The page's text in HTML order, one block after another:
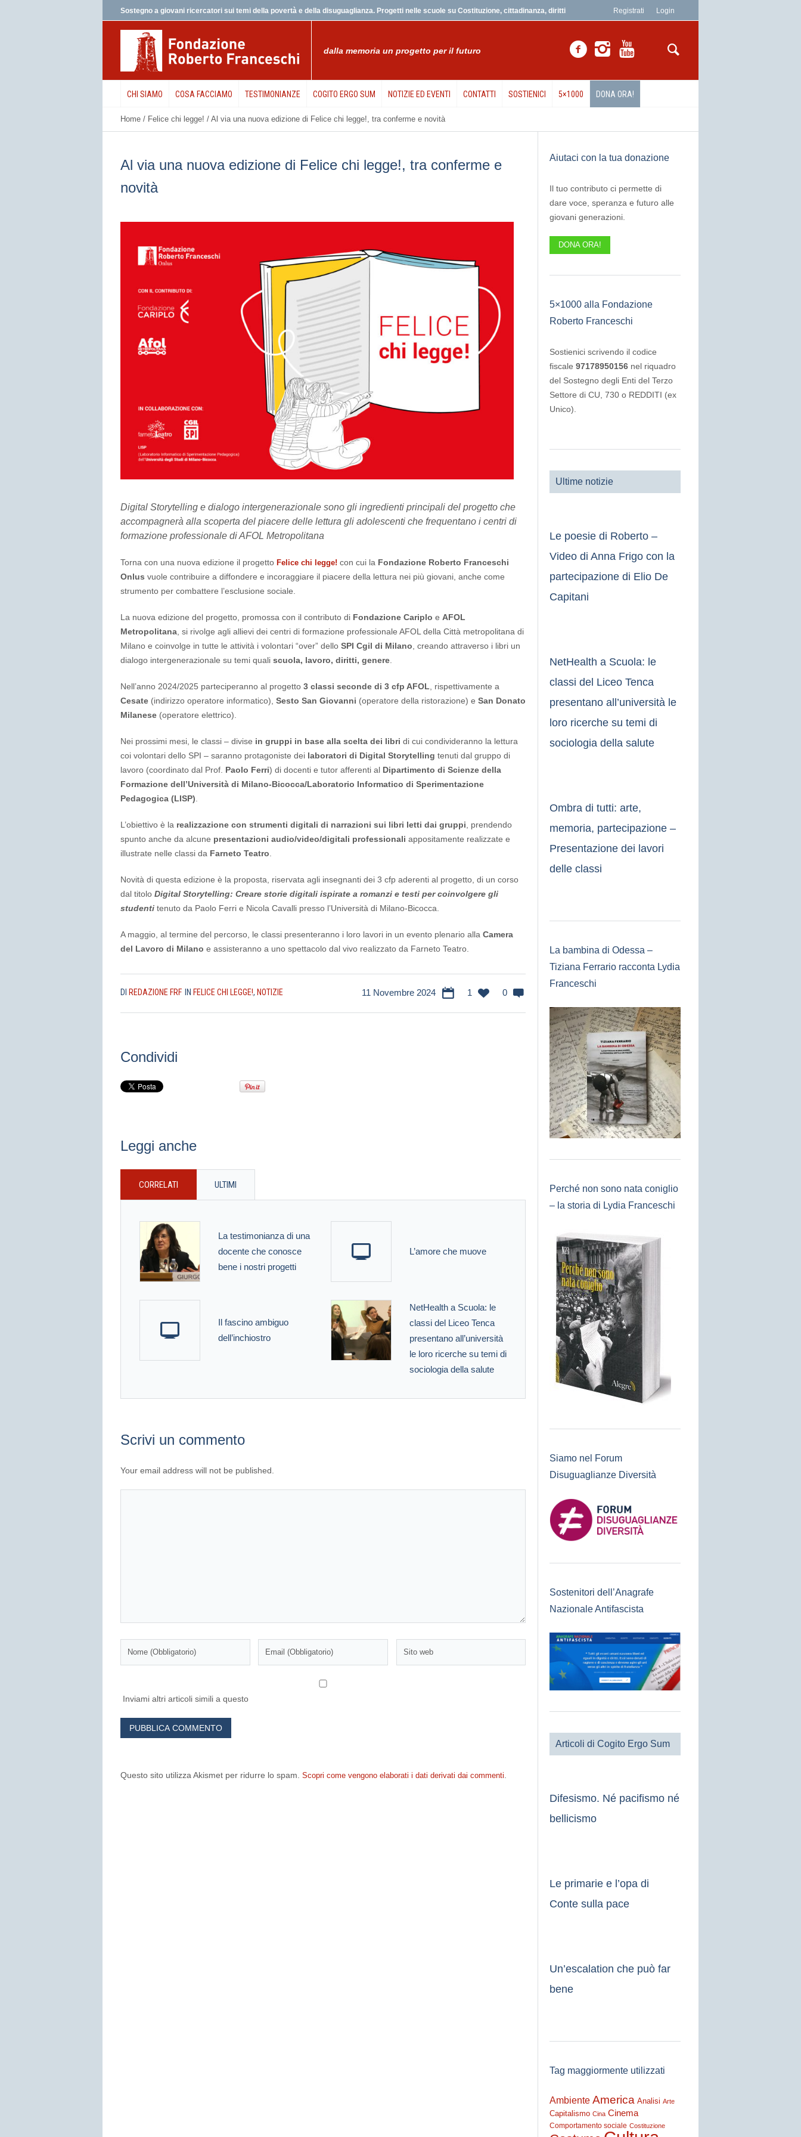
Registrati Login
Sostegno a giovani ricercatori sui temi della povertà e della disuguaglianza. Progetti nelle scuole su Costituzione, cittadinanza, diritti
dalla memoria un progetto per il futuro
CHI SIAMO COSA FACCIAMO TESTIMONIANZE COGITO ERGO SUM NOTIZIE ED EVENTI CONTATTI SOSTIENICI 5×1000 DONA ORA!
Home / Felice chi legge! / Al via una nuova edizione di Felice chi legge!, tra conferme e novità
Al via una nuova edizione di Felice chi legge!, tra conferme e
novità
Digital Storytelling e dialogo intergenerazionale sono gli ingredienti principali del progetto che
accompagnerà alla scoperta del piacere delle lettura gli adolescenti che frequentano i centri di
formazione professionale di AFOL Metropolitana
Torna con una nuova edizione il progetto Felice chi legge! con cui la Fondazione Roberto Franceschi
Onlus vuole contribuire a diffondere e incoraggiare il piacere della lettura nei più giovani, anche come
strumento per combattere l’esclusione sociale.
La nuova edizione del progetto, promossa con il contributo di Fondazione Cariplo e AFOL
Metropolitana , si rivolge agli allievi dei centri di formazione professionale AFOL della Città metropolitana di
Milano e coinvolge in tutte le attività i volontari “over” dello SPI Cgil di Milano , creando attraverso i libri un
dialogo intergenerazionale su temi quali scuola, lavoro, diritti, genere
Nell’anno 2024/2025 parteciperanno al progetto 3 classi seconde di 3 cfp AFOL , rispettivamente a
Cesate (indirizzo operatore informatico), Sesto San Giovanni (operatore della ristorazione) e San Donato
Milanese (operatore elettrico).
Nei prossimi mesi, le classi – divise in gruppi in base alla scelta dei libri di cui condivideranno la lettura
coi volontari dello SPI – saranno protagoniste dei laboratori di Digital Storytelling tenuti dal gruppo di
lavoro (coordinato dal Prof. Paolo Ferri) di docenti e tutor afferenti al Dipartimento di Scienze della
Formazione dell’Università di Milano-Bicocca/Laboratorio Informatico di Sperimentazione
Pedagogica (LISP)
L’obiettivo è la realizzazione con strumenti digitali di narrazioni sui libri letti dai gruppi , prendendo
spunto anche da alcune presentazioni audio/video/digitali professionali appositamente realizzate e
illustrate nelle classi da Farneto Teatro
Novità di questa edizione è la proposta, riservata agli insegnanti dei 3 cfp aderenti al progetto, di un corso
dal titolo Digital Storytelling: Creare storie digitali ispirate a romanzi e testi per coinvolgere gli
studenti tenuto da Paolo Ferri e Nicola Cavalli presso l’Università di Milano-Bicocca.
A maggio, al termine del percorso, le classi presenteranno i loro lavori in un evento plenario alla Camera
del Lavoro di Milano e assisteranno a uno spettacolo dal vivo realizzato da Farneto Teatro.
11 Novembre 2024 1 0
DI REDAZIONE FRF IN FELICE CHI LEGGE!, NOTIZIE
Condividi
Leggi anche
CORRELATI ULTIMI
La testimonianza di una
docente che conosce
bene i nostri progetti
L’amore che muove
Il fascino ambiguo
dell’inchiostro
NetHealth a Scuola: le
classi del Liceo Tenca
presentano all’università
le loro ricerche su temi di
sociologia della salute
Scrivi un commento
Your email address will not be published.
Inviami altri articoli simili a questo
Questo sito utilizza Akismet per ridurre lo spam. Scopri come vengono elaborati i dati derivati dai commenti
Aiutaci con la tua donazione
Il tuo contributo ci permette di
dare voce, speranza e futuro alle
giovani generazioni.
DONA ORA!
5×1000 alla Fondazione
Roberto Franceschi
Sostienici scrivendo il codice
fiscale97178950156 nel riquadro
del Sostegno degli Enti del Terzo
Settore di CU, 730 o REDDITI (ex
Unico).
Ultime notizie
Le poesie di Roberto –
Video di Anna Frigo con la
partecipazione di Elio De
Capitani
NetHealth a Scuola: le
classi del Liceo Tenca
presentano all’università le
loro ricerche su temi di
sociologia della salute
Ombra di tutti: arte,
memoria, partecipazione –
Presentazione dei lavori
delle classi
La bambina di Odessa –
Tiziana Ferrario racconta Lydia
Franceschi
Perché non sono nata coniglio
– la storia di Lydia Franceschi
Siamo nel Forum
Disuguaglianze Diversità
Sostenitori dell’Anagrafe
Nazionale Antifascista
Articoli di Cogito Ergo Sum
Difesismo. Né pacifismo né
bellicismo
Le primarie e l’opa di
Conte sulla pace
Un’escalation che può far
bene
Tag maggiormente utilizzati
Ambiente America Analisi Arte
Capitalismo Cina Cinema
Comportamento sociale Costituzione